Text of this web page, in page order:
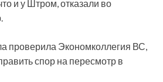
и у Штром, отказали во
проверила Экономколлегия ВС,
спор на пересмотр в